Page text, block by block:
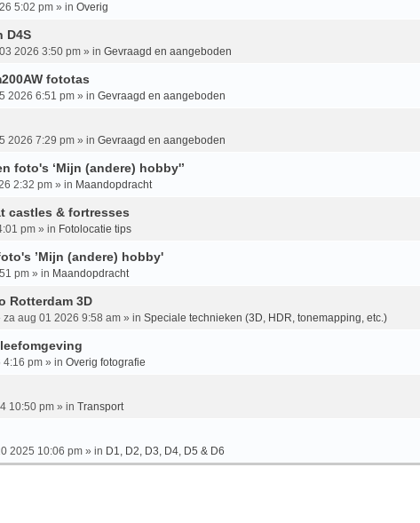
5:02 pm » in Overig
D4S
2026 3:50 pm » in Gevraagd en aangeboden
fototas
2026 6:51 pm » in Gevraagd en aangeboden
2026 7:29 pm » in Gevraagd en aangeboden
foto's ‘Mijn (andere) hobby'’
2:32 pm » in Maandopdracht
castles & fortresses
pm » in Fotolocatie tips
’Mijn (andere) hobby'
pm » in Maandopdracht
Rotterdam 3D
za aug 01 2026 9:58 am » in Speciale technieken (3D, HDR, tonemapping, etc.)
pm » in Overig fotografie
10:50 pm » in Transport
2025 10:06 pm » in D1, D2, D3, D4, D5 & D6